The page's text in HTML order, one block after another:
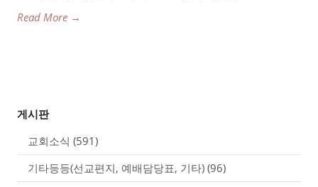
Read More →
게시판
교회소식 (591)
기타등등(선교편지, 예배담당표, 기타) (96)